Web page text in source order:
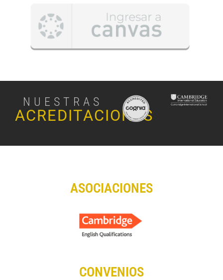
NUESTRAS
ACREDITACIONES
ASOCIACIONES
CONVENIOS